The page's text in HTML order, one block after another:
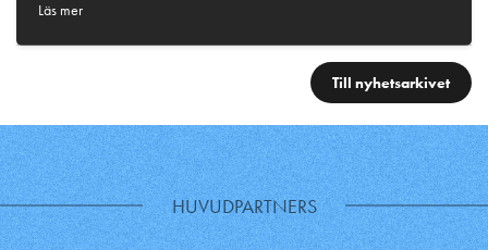
Läs mer
Till nyhetsarkivet
HUVUDPARTNERS